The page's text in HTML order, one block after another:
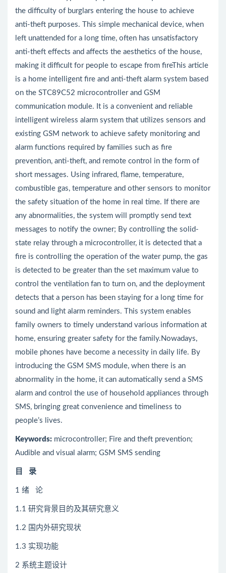
the difficulty of burglars entering the house to achieve
anti-theft purposes. This simple mechanical device, when
left unattended for a long time, often has unsatisfactory
anti-theft effects and affects the aesthetics of the house,
making it difficult for people to escape from fireThis article
is a home intelligent fire and anti-theft alarm system based
on the STC89C52 microcontroller and GSM
communication module. It is a convenient and reliable
intelligent wireless alarm system that utilizes sensors and
existing GSM network to achieve safety monitoring and
alarm functions required by families such as fire
prevention, anti-theft, and remote control in the form of
short messages. Using infrared, flame, temperature,
combustible gas, temperature and other sensors to monitor
the safety situation of the home in real time. If there are
any abnormalities, the system will promptly send text
messages to notify the owner; By controlling the solid-
state relay through a microcontroller, it is detected that a
fire is controlling the operation of the water pump, the gas
is detected to be greater than the set maximum value to
control the ventilation fan to turn on, and the deployment
detects that a person has been staying for a long time for
sound and light alarm reminders. This system enables
family owners to timely understand various information at
home, ensuring greater safety for the family.Nowadays,
mobile phones have become a necessity in daily life. By
introducing the GSM SMS module, when there is an
abnormality in the home, it can automatically send a SMS
alarm and control the use of household appliances through
SMS, bringing great convenience and timeliness to
people’s lives.
Keywords: microcontroller; Fire and theft prevention;
Audible and visual alarm; GSM SMS sending
目 录
1 绪 论
1.1 研究背景目的及其研究意义
1.2 国内外研究现状
1.3 实现功能
2 系统主题设计